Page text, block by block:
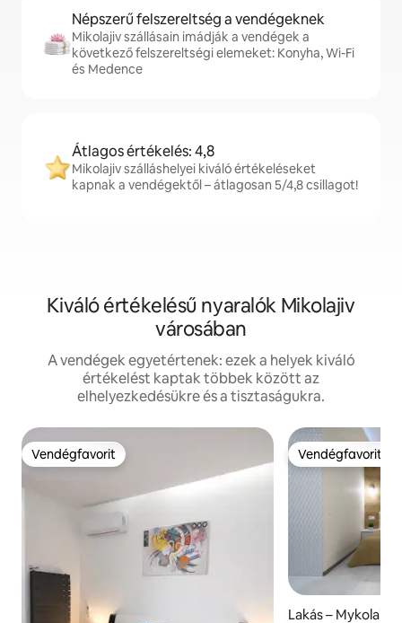
Népszerű felszereltség a vendégeknek
Mikolajiv szállásain imádják a vendégek a
következő felszereltségi elemeket: Konyha, Wi-Fi
és Medence
Átlagos értékelés: 4,8
Mikolajiv szálláshelyei kiváló értékeléseket
kapnak a vendégektől – átlagosan 5/4,8 csillagot!
Kiváló értékelésű nyaralók Mikolajiv
városában
A vendégek egyetértenek: ezek a helyek kiváló
értékelést kaptak többek között az
elhelyezkedésükre és a tisztaságukra.
Vendégfavorit
Vendégfavorit Vendégfavorit
Vendégfavorit
Lakás – Mykolaiv